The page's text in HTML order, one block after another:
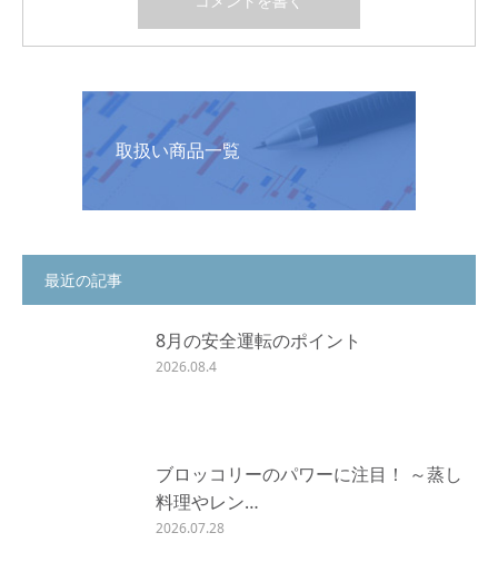
取扱い商品一覧
最近の記事
8月の安全運転のポイント
2026.08.4
ブロッコリーのパワーに注目！ ～蒸し
料理やレン…
2026.07.28